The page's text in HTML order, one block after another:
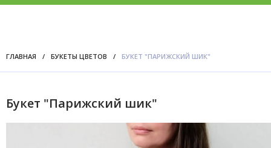
ГЛАВНАЯ / БУКЕТЫ ЦВЕТОВ / БУКЕТ "ПАРИЖСКИЙ ШИК"
Букет "Парижский шик"